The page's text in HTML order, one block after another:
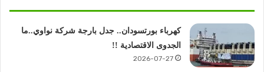
كهرباء بورتسودان.. جدل بارجة شركة نواوي..ما
الجدوى الاقتصادية !!
2026-07-27